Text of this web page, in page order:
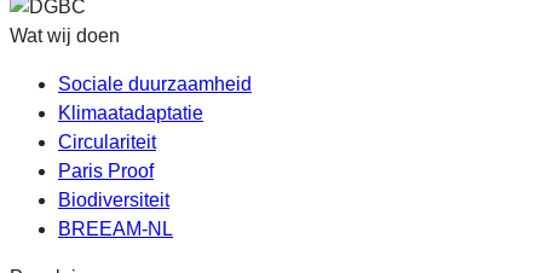
Wat wij doen
Sociale duurzaamheid
Klimaatadaptatie
Circulariteit
Paris Proof
Biodiversiteit
BREEAM-NL